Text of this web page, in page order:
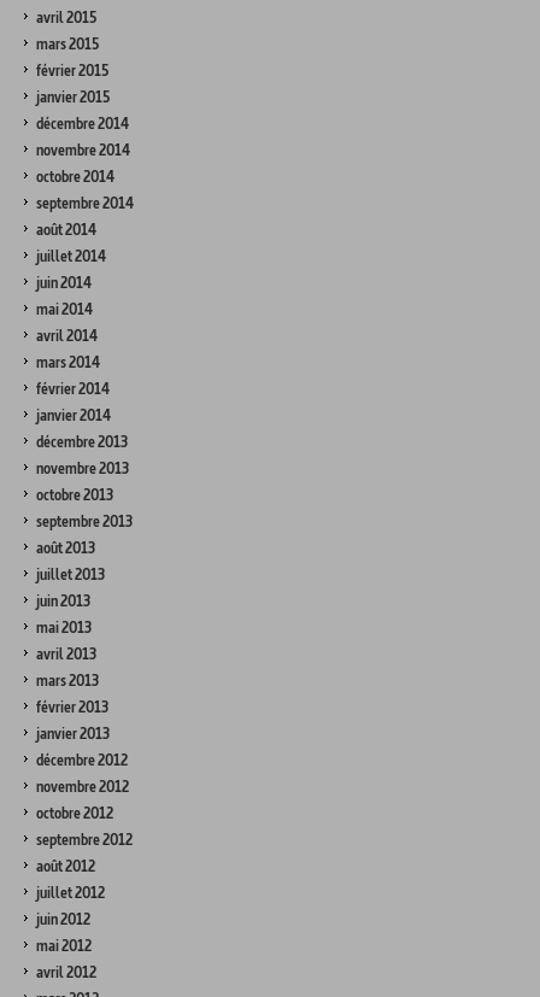
avril 2015
mars 2015
février 2015
janvier 2015
décembre 2014
novembre 2014
octobre 2014
septembre 2014
août 2014
juillet 2014
juin 2014
mai 2014
avril 2014
mars 2014
février 2014
janvier 2014
décembre 2013
novembre 2013
octobre 2013
septembre 2013
août 2013
juillet 2013
juin 2013
mai 2013
avril 2013
mars 2013
février 2013
janvier 2013
décembre 2012
novembre 2012
octobre 2012
septembre 2012
août 2012
juillet 2012
juin 2012
mai 2012
avril 2012